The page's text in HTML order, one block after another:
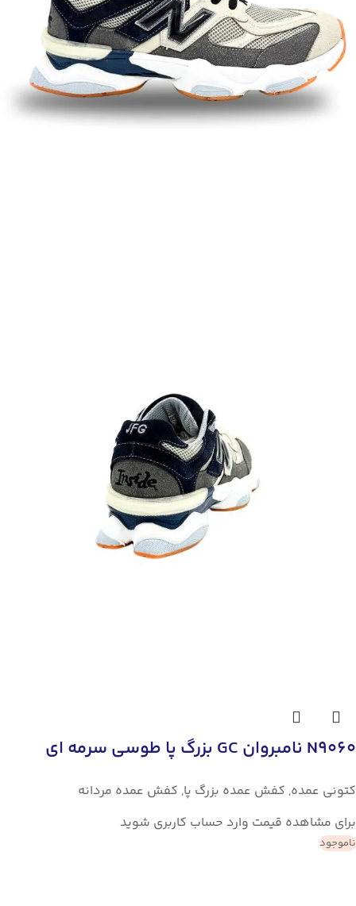
N9060 نامبروان GC بزرگ پا طوسی سرمه ای
کتونی عمده, کفش عمده بزرگ پا, کفش عمده مردانه
برای مشاهده قیمت وارد حساب کاربری شوید
ناموجود